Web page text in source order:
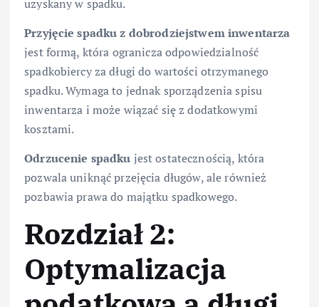
uzyskany w spadku.
Przyjęcie spadku z dobrodziejstwem inwentarza
jest formą, która ogranicza odpowiedzialność
spadkobiercy za długi do wartości otrzymanego
spadku. Wymaga to jednak sporządzenia spisu
inwentarza i może wiązać się z dodatkowymi
kosztami.
Odrzucenie spadku jest ostatecznością, która
pozwala uniknąć przejęcia długów, ale również
pozbawia prawa do majątku spadkowego.
Rozdział 2:
Optymalizacja